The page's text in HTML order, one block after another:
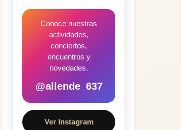
Conoce nuestras
actividades,
conciertos,
encuentros y
novedades.
@allende_637
Ver Instagram